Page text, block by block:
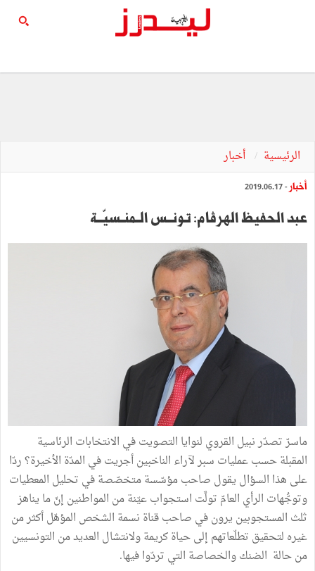
الرئيسية أخبار
أخبار - 2019.06.17
عبد الحفيظ الهرڤام: تـونـــس الــمنــسيّـــة
ماسرّ تصدّر نبيل القروي لنوايا التصويت في الانتخابات الرئاسية
المقبلة حسب عمليات سبر لآراء الناخبين أجريت في المدّة الأخيرة؟ ردّا
على هذا السؤال يقول صاحب مؤسّسة متخصّصة في تحليل المعطيات
وتوجُّهات الرأي العامّ تولَّت استجواب عيّنة من المواطنين إنّ ما يناهز
ثلث المستجوبين يرون في صاحب قناة نسمة الشخص المؤهّل أكثر من
غيره لتحقيق تطلّعاتهم إلى حياة كريمة ولانتشال العديد من التونسيين
من حالة الضنك والخصاصة التي تردّوا فيها.